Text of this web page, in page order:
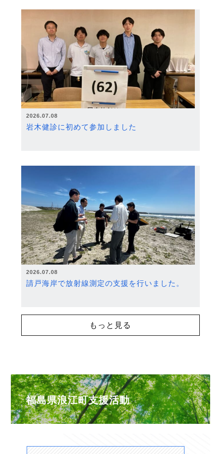
2026.07.08
岩木健診に初めて参加しました
2026.07.08
請戸海岸で放射線測定の支援を行いました。
もっと見る
福島県浪江町支援活動